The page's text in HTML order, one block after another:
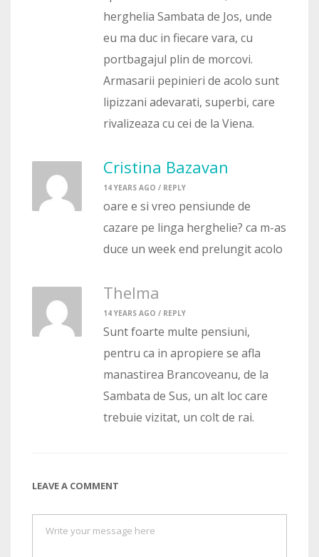
herghelia Sambata de Jos, unde
eu ma duc in fiecare vara, cu
portbagajul plin de morcovi.
Armasarii pepinieri de acolo sunt
lipizzani adevarati, superbi, care
rivalizeaza cu cei de la Viena.
Cristina Bazavan
14 YEARS AGO / REPLY
oare e si vreo pensiunde de
cazare pe linga herghelie? ca m-as
duce un week end prelungit acolo
Thelma
14 YEARS AGO / REPLY
Sunt foarte multe pensiuni,
pentru ca in apropiere se afla
manastirea Brancoveanu, de la
Sambata de Sus, un alt loc care
trebuie vizitat, un colt de rai.
LEAVE A COMMENT